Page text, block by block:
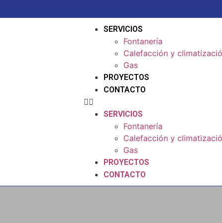
SERVICIOS
Fontanería
Calefacción y
Gas
PROYECTOS
CONTACTO
SERVICIOS
Fontanería
Calefacción y
Gas
PROYECTOS
CONTACTO